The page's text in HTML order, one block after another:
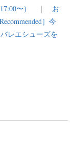
〜） ｜ お
］今
レエシューズを